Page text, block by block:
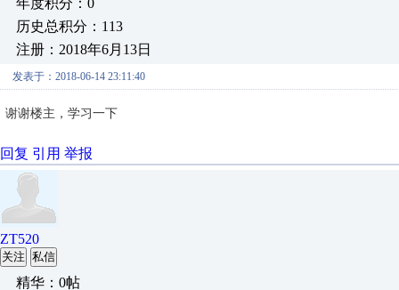
年度积分：0
历史总积分：113
注册：2018年6月13日
发表于：2018-06-14 23:11:40
谢谢楼主，学习一下
回复 引用 举报
ZT520
关注 私信
精华：0帖